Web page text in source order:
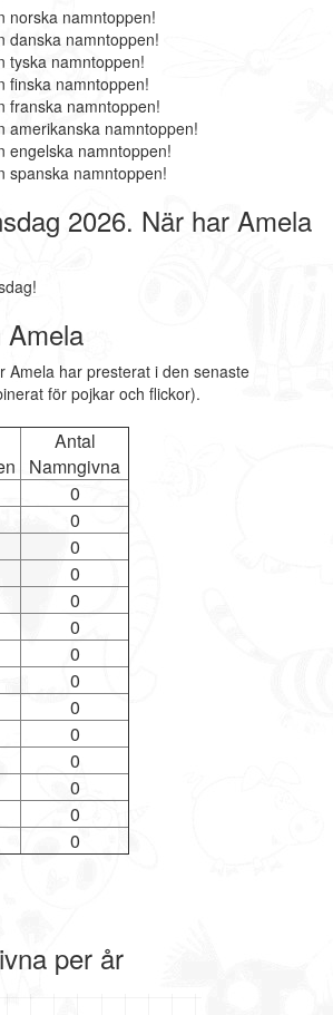
norska namntoppen!
danska namntoppen!
tyska namntoppen!
finska namntoppen!
franska namntoppen!
amerikanska namntoppen!
engelska namntoppen!
spanska namntoppen!
2026. När har Amela
Amela
Amela har presterat i den senaste
för pojkar och flickor).
Antal
Namngivna
0
0
0
0
0
0
0
0
0
0
0
0
0
0
per år